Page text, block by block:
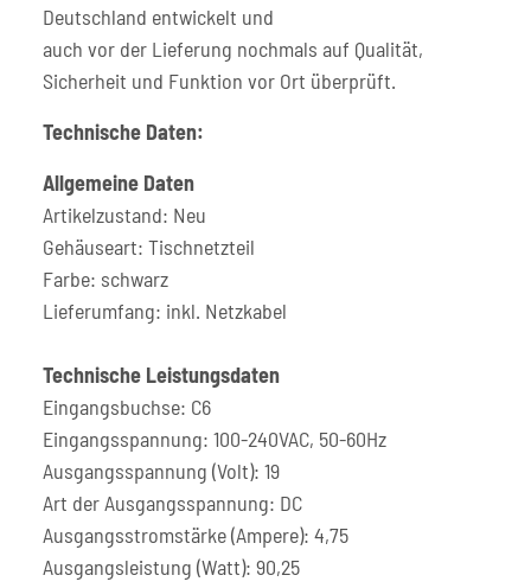
Deutschland entwickelt und
auch vor der Lieferung nochmals auf Qualität,
Sicherheit und Funktion vor Ort überprüft.
Technische Daten:
Allgemeine Daten
Artikelzustand: Neu
Gehäuseart: Tischnetzteil
Farbe: schwarz
Lieferumfang: inkl. Netzkabel
Technische Leistungsdaten
Eingangsbuchse: C6
Eingangsspannung: 100-240VAC, 50-60Hz
Ausgangsspannung (Volt): 19
Art der Ausgangsspannung: DC
Ausgangsstromstärke (Ampere): 4,75
Ausgangsleistung (Watt): 90,25